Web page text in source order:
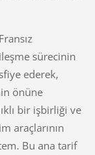
sürecinin
ederek,
önüne
bir işbirliği ve
araçlarının
Bu ana tarif